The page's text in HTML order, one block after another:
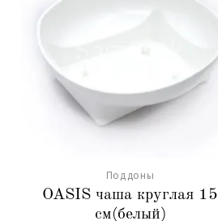
Поддоны
OASIS чаша круглая 15
см(белый)